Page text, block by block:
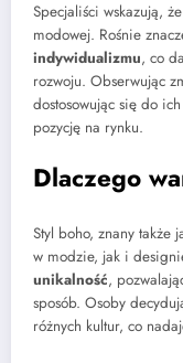
Specjaliści wskazują,
modowej. Rośnie
indywidualizmu, co
rozwoju. Obserwując
dostosowując się do
pozycję na rynku.
Dlaczego
Styl boho, znany także
w modzie, jak i
unikalność,
sposób. Osoby
różnych kultur, co